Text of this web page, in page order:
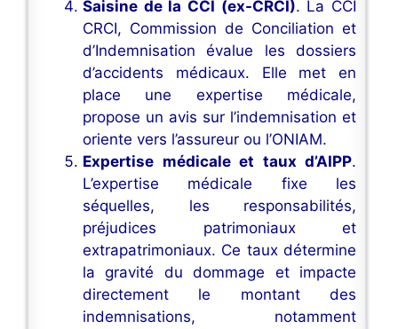
Saisine de la CCI (ex-CRCI). La CCI
CRCI, Commission de Conciliation et
d’Indemnisation évalue les dossiers
d’accidents médicaux. Elle met en
place une expertise médicale,
propose un avis sur l’indemnisation et
oriente vers l’assureur ou l’ONIAM.
Expertise médicale et taux d’AIPP.
L’expertise médicale fixe les
séquelles, les responsabilités,
préjudices patrimoniaux et
extrapatrimoniaux. Ce taux détermine
la gravité du dommage et impacte
directement le montant des
indemnisations, notamment